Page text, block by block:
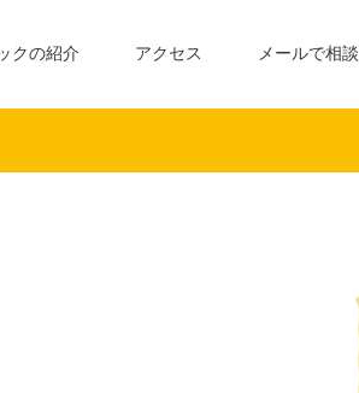
クの紹介 アクセス メールで相談